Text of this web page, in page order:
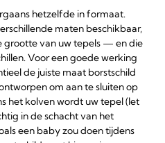
hetzelfde in formaat.
maten beschikbaar,
grootte van uw tepels — en die
Voor een goede werking
de juiste maat borstschild
om aan te sluiten op
het kolven wordt uw tepel (let
in de schacht van het
een baby zou doen tijdens